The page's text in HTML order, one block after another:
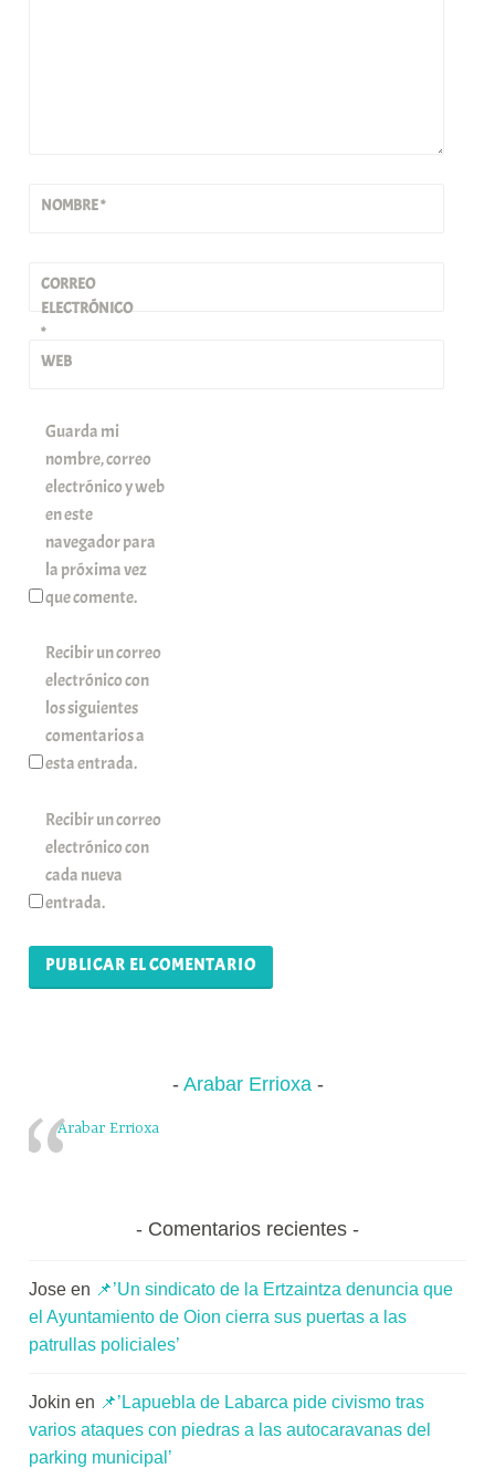
NOMBRE*
CORREO
ELECTRÓNICO
*
WEB
Guarda mi
nombre, correo
electrónico y web
en este
navegador para
la próxima vez
que comente.
Recibir un correo
electrónico con
los siguientes
comentarios a
esta entrada.
Recibir un correo
electrónico con
cada nueva
entrada.
Arabar Errioxa
Arabar Errioxa
Comentarios recientes
Jose en 📌’Un sindicato de la Ertzaintza denuncia que
el Ayuntamiento de Oion cierra sus puertas a las
patrullas policiales’
Jokin en 📌’Lapuebla de Labarca pide civismo tras
varios ataques con piedras a las autocaravanas del
parking municipal’